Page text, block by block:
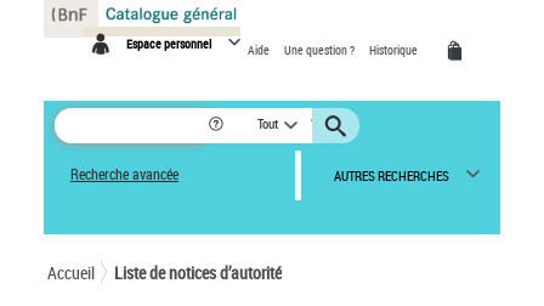
Espace personnel Aide Une question ? Historique
Tout
Recherche avancée AUTRES RECHERCHES
Accueil Liste de notices d’autorité
Panneau de gestion des cookies